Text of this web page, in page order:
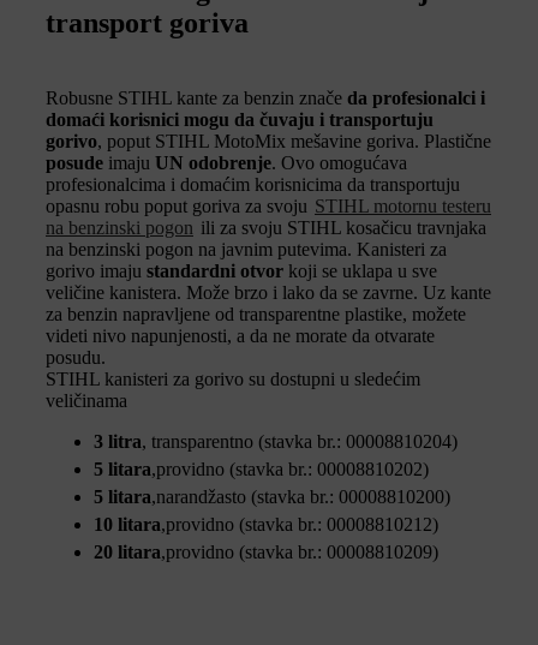
transport goriva
Robusne STIHL kante za benzin znače da profesionalci i
domaći korisnici mogu da čuvaju i transportuju
gorivo, poput STIHL MotoMix mešavine goriva. Plastične
posude imaju UN odobrenje. Ovo omogućava
profesionalcima i domaćim korisnicima da transportuju
opasnu robu poput goriva za svoju STIHL motornu testeru
na benzinski pogon ili za svoju STIHL kosačicu travnjaka
na benzinski pogon na javnim putevima. Kanisteri za
gorivo imaju standardni otvor koji se uklapa u sve
veličine kanistera. Može brzo i lako da se zavrne. Uz kante
za benzin napravljene od transparentne plastike, možete
videti nivo napunjenosti, a da ne morate da otvarate
posudu.
STIHL kanisteri za gorivo su dostupni u sledećim
veličinama
3 litra, transparentno (stavka br.: 00008810204)
5 litara,providno (stavka br.: 00008810202)
5 litara,narandžasto (stavka br.: 00008810200)
10 litara,providno (stavka br.: 00008810212)
20 litara,providno (stavka br.: 00008810209)